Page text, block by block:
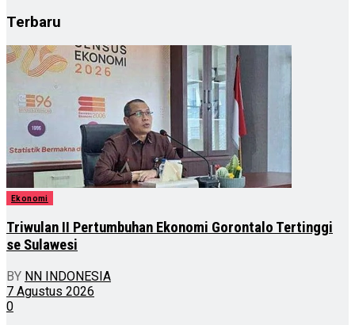
Terbaru
Ekonomi
Triwulan II Pertumbuhan Ekonomi Gorontalo Tertinggi
se Sulawesi
BY NN INDONESIA
7 Agustus 2026
0